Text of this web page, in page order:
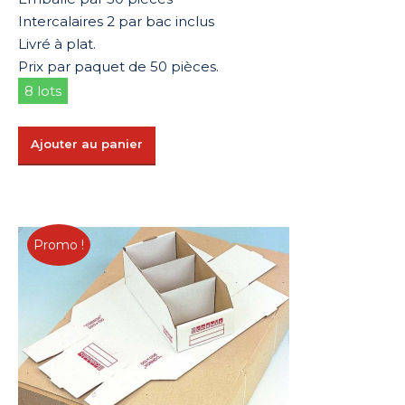
Intercalaires 2 par bac inclus
Livré à plat.
Prix par paquet de 50 pièces.
8 lots
Ajouter au panier
Promo !